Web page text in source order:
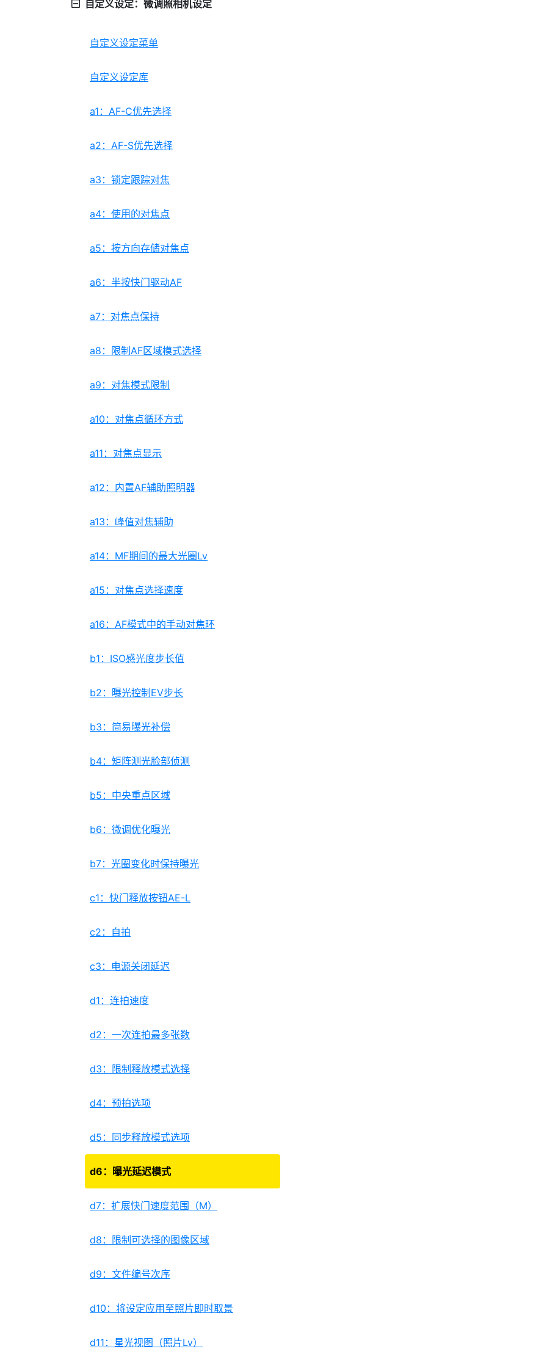
自定义设定：微调照相机设定
自定义设定菜单
自定义设定库
a1：AF-C优先选择
a2：AF-S优先选择
a3：锁定跟踪对焦
a4：使用的对焦点
a5：按方向存储对焦点
a6：半按快门驱动AF
a7：对焦点保持
a8：限制AF区域模式选择
a9：对焦模式限制
a10：对焦点循环方式
a11：对焦点显示
a12：内置AF辅助照明器
a13：峰值对焦辅助
a14：MF期间的最大光圈Lv
a15：对焦点选择速度
a16：AF模式中的手动对焦环
b1：ISO感光度步长值
b2：曝光控制EV步长
b3：简易曝光补偿
b4：矩阵测光脸部侦测
b5：中央重点区域
b6：微调优化曝光
b7：光圈变化时保持曝光
c1：快门释放按钮AE-L
c2：自拍
c3：电源关闭延迟
d1：连拍速度
d2：一次连拍最多张数
d3：限制释放模式选择
d4：预拍选项
d5：同步释放模式选项
d6：曝光延迟模式
d7：扩展快门速度范围（M）
d8：限制可选择的图像区域
d9：文件编号次序
d10：将设定应用至照片即时取景
d11：星光视图（照片Lv）